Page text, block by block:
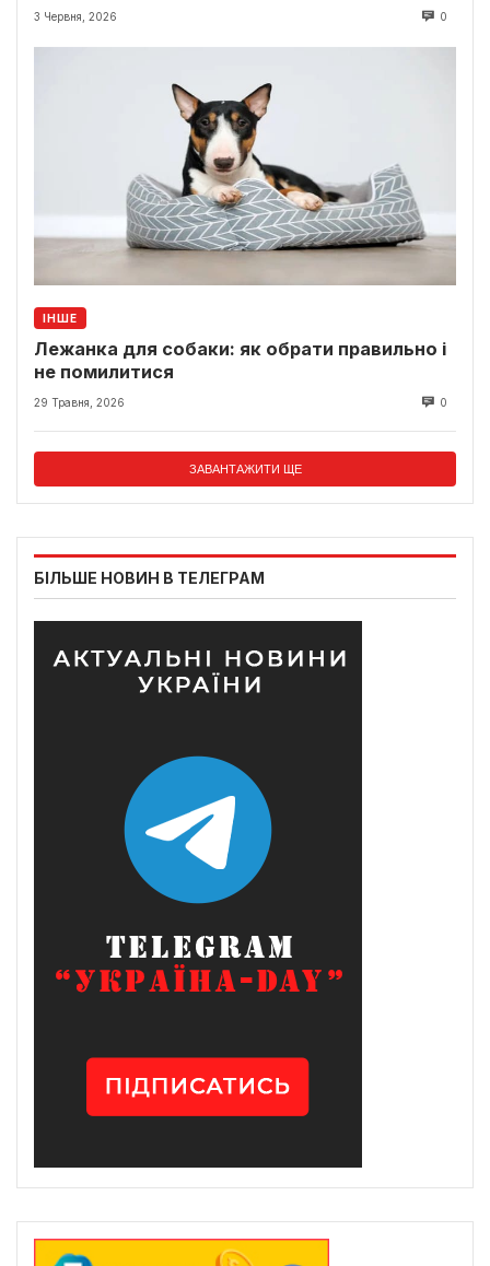
3 Червня, 2026 0
ІНШЕ
Лежанка для собаки: як обрати правильно і
не помилитися
29 Травня, 2026 0
ЗАВАНТАЖИТИ ЩЕ
БІЛЬШЕ НОВИН В ТЕЛЕГРАМ